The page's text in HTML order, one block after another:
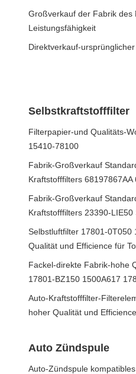
Großverkauf der Fabrik des
Leistungsfähigkeit
Direktverkauf-
Selbstkraftstofffilter
Filterpapier-und Qualitäts-
15410-78100
Fabrik-Großverkauf
Kraftstofffilters 68197867AA
Fabrik-Großverkauf
Kraftstofffilters 23390-
Selbstluftfilter 17801-
Qualität und Efficience für
Fackel-direkte Fabrik-hohe
17801-BZ150 1500A617
Auto-Kraftstofffilter-
hoher Qualität und Efficience
Auto Zündspule
Auto-Zündspule